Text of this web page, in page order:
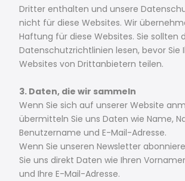
Dritter enthalten und unsere
nicht für diese Websites. Wir
Haftung für diese Websites. Sie sollten
Datenschutzrichtlinien lesen, bevor Sie
Websites von Drittanbietern teilen.
3. Daten, die wir sammeln
Wenn Sie sich auf unserer Website
übermitteln Sie uns Daten wie Name,
Benutzername und E-Mail-Adresse.
Wenn Sie unseren Newsletter
Sie uns direkt Daten wie Ihren
und Ihre E-Mail-Adresse.